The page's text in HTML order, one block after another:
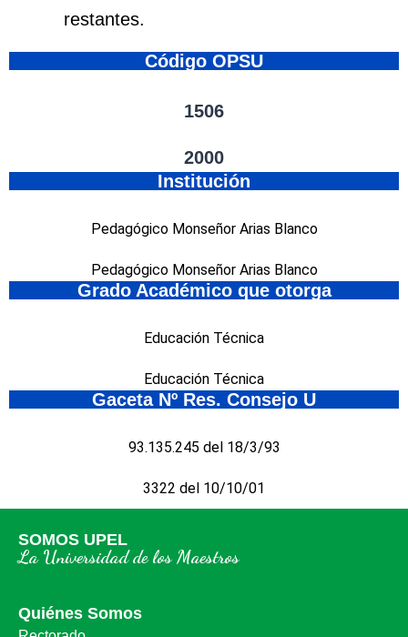
restantes.
Código OPSU
1506
2000
Institución
Pedagógico Monseñor Arias Blanco
Pedagógico Monseñor Arias Blanco
Grado Académico que otorga
Educación Técnica
Educación Técnica
Gaceta Nº Res. Consejo U
93.135.245 del 18/3/93
3322 del 10/10/01
SOMOS UPEL
La Universidad de los Maestros
Quiénes Somos